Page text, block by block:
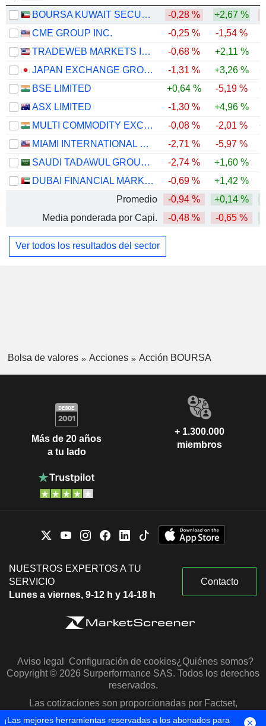
BOURSA KUWAIT SECURITIES COMPANY K.P.S.C. -0,28 % +2,67 %
CME GROUP INC.
-0,25 % -1,54 %
TRADEWEB MARKETS INC.
-0,68 % +2,11 %
JAPAN EXCHANGE GROUP, INC.
-1,31 % +3,26 %
BSE LIMITED
+0,64 % -5,19 %
ASX LIMITED
-1,30 % +4,96 %
MULTI COMMODITY EXCHANGE OF INDIA LIMITED
-0,08 % -2,01 %
MIAMI INTERNATIONAL HOLDINGS, INC.
-2,71 %
-5,97 %
SAUDI TADAWUL GROUP HOLDING COMPANY
-2,74 % +1,60 %
DUBAI FINANCIAL MARKET
-0,69 % +1,42 %
Promedio
-0,94 % +0,14 %
Media ponderada por Capi.
-0,48 % -0,65 %
Ver todos los resultados del sector
Bolsa de valores Acciones Acción BOURSA
Más de 20 años
a tu lado
+ 1.300.000
miembros
NUESTROS EXPERTOS A TU
SERVICIO
Lunes a viernes, 9-12 h y 14-18 h
Contacto
Aviso legal Configuración de cookies¿Quiénes somos?
Copyright © 2026 Surperformance SAS. Todos los derechos
reservados.
Las cotizaciones son proporcionadas por Factset,
Morningstar y S&P Capital IQ
¡Las mejores herramientas reservadas a los abonados para